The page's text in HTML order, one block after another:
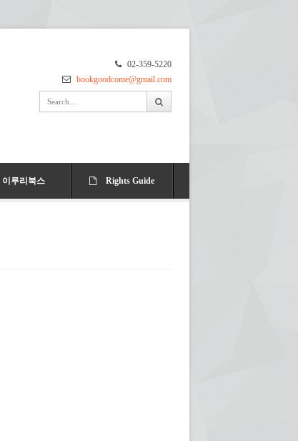
02-359-5220
bookgoodcome@gmail.com
이루리북스 Rights Guide